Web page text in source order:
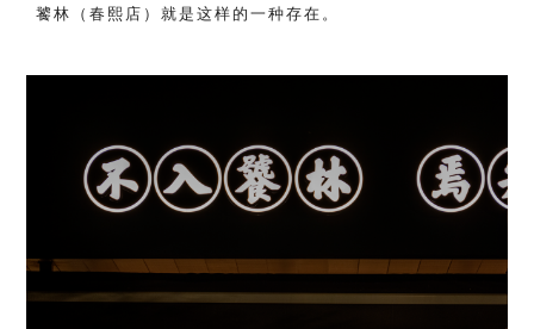
饕林（春熙店）就是这样的一种存在。